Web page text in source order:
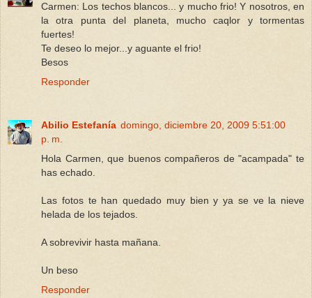
Carmen: Los techos blancos... y mucho frio! Y nosotros, en
la otra punta del planeta, mucho caqlor y tormentas
fuertes!
Te deseo lo mejor...y aguante el frio!
Besos
Responder
Abilio Estefanía domingo, diciembre 20, 2009 5:51:00
p. m.
Hola Carmen, que buenos compañeros de "acampada" te
has echado.
Las fotos te han quedado muy bien y ya se ve la nieve
helada de los tejados.
A sobrevivir hasta mañana.
Un beso
Responder